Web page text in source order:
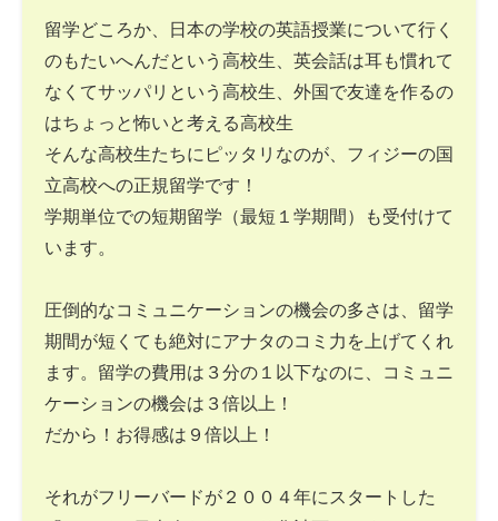
留学どころか、日本の学校の英語授業について行く
のもたいへんだという高校生、英会話は耳も慣れて
なくてサッパリという高校生、外国で友達を作るの
はちょっと怖いと考える高校生
そんな高校生たちにピッタリなのが、フィジーの国
立高校への正規留学です！
学期単位での短期留学（最短１学期間）も受付けて
います。
圧倒的なコミュニケーションの機会の多さは、留学
期間が短くても絶対にアナタのコミ力を上げてくれ
ます。留学の費用は３分の１以下なのに、コミュニ
ケーションの機会は３倍以上！
だから！お得感は９倍以上！
それがフリーバードが２００４年にスタートした